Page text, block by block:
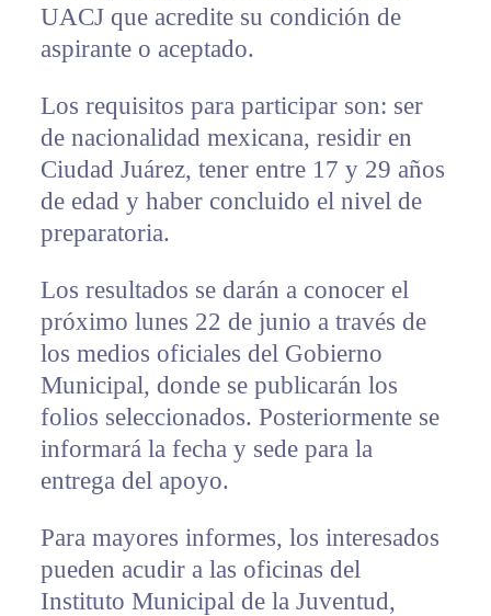
UACJ que acredite su condición de
aspirante o aceptado.
Los requisitos para participar son: ser
de nacionalidad mexicana, residir en
Ciudad Juárez, tener entre 17 y 29 años
de edad y haber concluido el nivel de
preparatoria.
Los resultados se darán a conocer el
próximo lunes 22 de junio a través de
los medios oficiales del Gobierno
Municipal, donde se publicarán los
folios seleccionados. Posteriormente se
informará la fecha y sede para la
entrega del apoyo.
Para mayores informes, los interesados
pueden acudir a las oficinas del
Instituto Municipal de la Juventud,